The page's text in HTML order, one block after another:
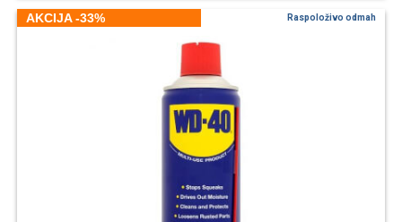
AKCIJA -33% Raspoloživo odmah